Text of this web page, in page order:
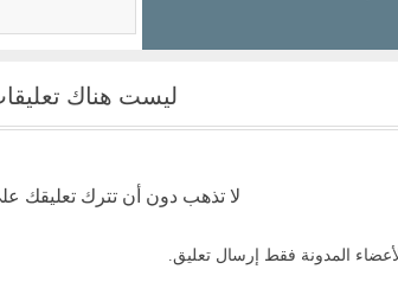
ليست هناك
لا تذهب دون أن تترك تعليقك
المدونة فقط إرسال تعليق.